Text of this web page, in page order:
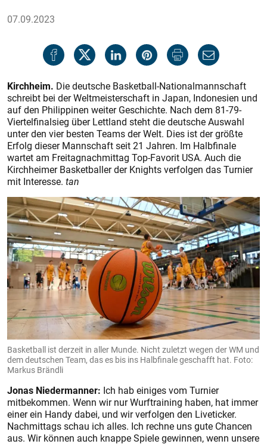
07.09.2023
Kirchheim. Die deutsche Basketball-Nationalmannschaft
schreibt bei der Weltmeisterschaft in Japan, Indonesien und
auf den Philippinen weiter Geschichte. Nach dem 81-79-
Viertelfinalsieg über Lettland steht die deutsche Auswahl
unter den vier besten Teams der Welt. Dies ist der größte
Erfolg dieser Mannschaft seit 21 Jahren. Im Halbfinale
wartet am Freitag­nachmittag Top-Favorit USA. Auch die
Kirchheimer Basketballer der Knights verfolgen das Turnier
mit Interesse. tan
Basketball ist derzeit in aller Munde. Nicht zuletzt wegen der WM und
dem deutschen Team, das es bis ins Halbfinale geschafft hat. Foto:
Markus Brändli
Jonas Niedermanner: Ich hab einiges vom Turnier
mitbekommen. Wenn wir nur Wurftraining haben, hat immer
einer ein Handy dabei, und wir verfolgen den Liveticker.
Nachmittags schau ich alles. Ich rechne uns gute Chancen
aus. Wir können auch knappe Spiele gewinnen, wenn unsere